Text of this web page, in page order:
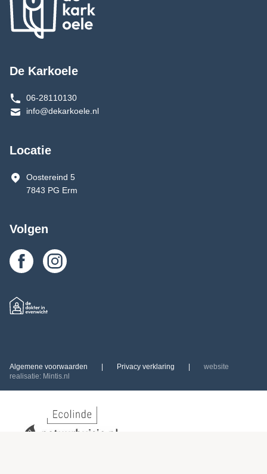
De Karkoele
06-28110130
info@dekarkoele.nl
Locatie
Oostereind 5
7843 PG Erm
Volgen
Algemene voorwaarden | Privacy verklaring |
website
realisatie: Mintis.nl